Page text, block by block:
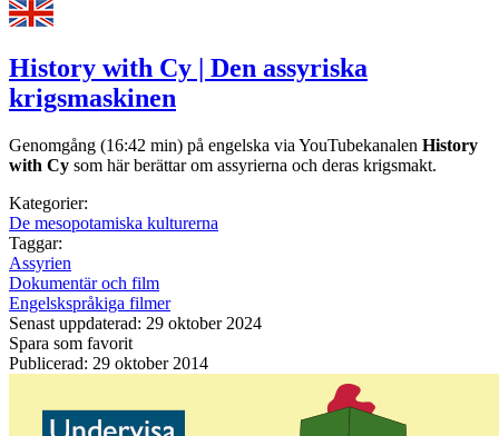
History with Cy | Den assyriska
krigsmaskinen
Genomgång (16:42 min) på engelska via YouTubekanalen History
with Cy som här berättar om assyrierna och deras krigsmakt.
Kategorier:
De mesopotamiska kulturerna
Taggar:
Assyrien
Dokumentär och film
Engelskspråkiga filmer
Senast uppdaterad: 29 oktober 2024
Spara som favorit
Publicerad: 29 oktober 2014